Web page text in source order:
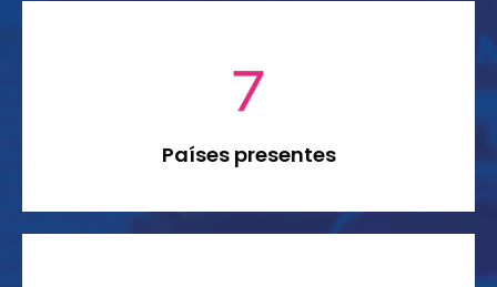
Países presentes